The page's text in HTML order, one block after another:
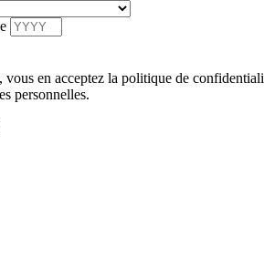
vous en acceptez la politique de
personnelles.